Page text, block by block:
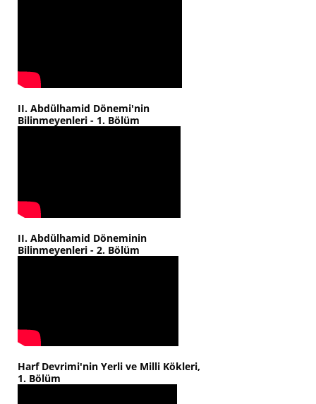
II. Abdülhamid Dönemi'nin
Bilinmeyenleri - 1. Bölüm
II. Abdülhamid Döneminin
Bilinmeyenleri - 2. Bölüm
Harf Devrimi'nin Yerli ve Milli Kökleri,
1. Bölüm